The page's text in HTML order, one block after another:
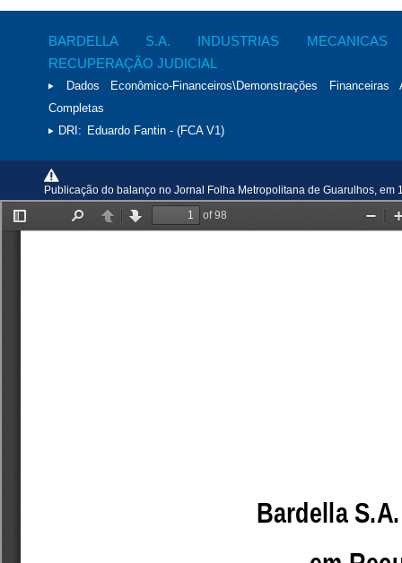
BARDELLA S.A. INDUSTRIAS
RECUPERAÇÃO JUDICIAL
Dados Econômico-Financeiros\Demonstrações Financeiras
Completas
DRI: Eduardo Fantin - (FCA V1)
Publicação do balanço no Jornal Folha Metropolitana de Guarulhos, em